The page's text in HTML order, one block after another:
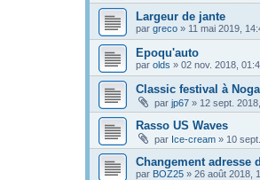
Largeur de jante
par greco » 11 mai 2019,
Epoqu'auto
par olds » 02 nov. 2018,
Classic festival à
par jp67 » 12 sept.
Rasso US Waves
par Ice-cream » 10
Changement adresse
par BOZ25 » 26 août 2018,